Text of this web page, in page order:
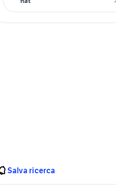
Salva ricerca